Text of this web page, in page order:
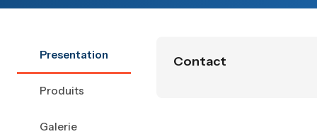
Presentation
Produits
Galerie
Contact